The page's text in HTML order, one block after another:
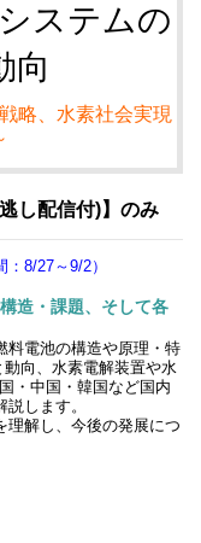
ステムの
向
略、水素社会実現
し配信付)】のみ
：8/27～9/2）
造・課題、そして各
電池の構造や原理・特
向、水素電解装置や水
・中国・韓国など国内
します。
解し、今後の発展につ